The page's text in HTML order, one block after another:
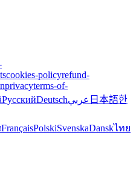
cookies-policyrefund-
privacyterms-of-
РусскийDeutschعربي 日本語한
FrançaisPolskiSvenskaDanskไทย